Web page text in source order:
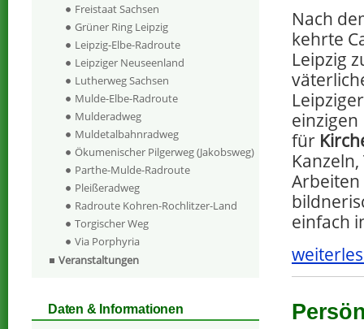
Nach
kehrte
Leipzig
für
einfach
Freistaat Sachsen
Grüner Ring Leipzig
Leipzig-Elbe-Radroute
Leipziger Neuseenland
Lutherweg Sachsen
Mulde-Elbe-Radroute
Mulderadweg
Muldetalbahnradweg
Ökumenischer Pilgerweg (Jakobsweg)
Parthe-Mulde-Radroute
Pleißeradweg
Radroute Kohren-Rochlitzer-Land
Torgischer Weg
Via Porphyria
Veranstaltungen
Daten & Informationen